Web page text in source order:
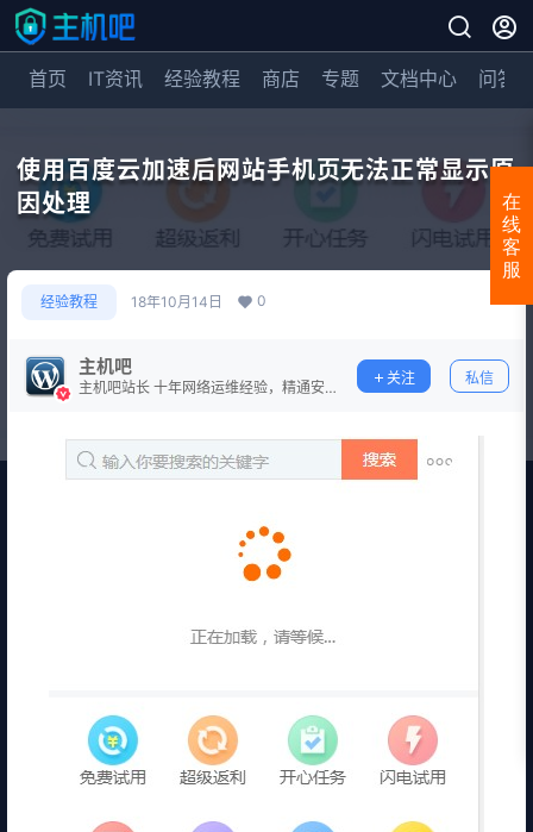
首页 IT资讯 经验教程 商店 专题 文档中心 问答
使用百度云加速后网站手机页无法正常显示原
因处理
经验教程 18年10月14日 0
主机吧
主机吧站长 十年网络运维经验，精通安
关注 私信
在
线
客
服